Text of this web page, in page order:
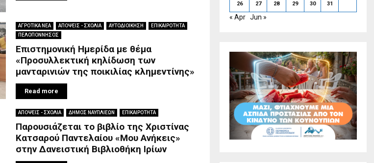
ΑΓΡΟΤΙΚΑ ΝΕΑ ΑΠΟΨΕΙΣ - ΣΧΟΛΙΑ ΑΥΤΟΔΙΟΙΚΗΣΗ
ΕΠΙΚΑΙΡΟΤΗΤΑ
ΠΕΛΟΠΟΝΝΗΣΟΣ
Επιστημονική Ημερίδα με θέμα
«Προσυλλεκτική κηλίδωση των
μανταρινιών της ποικιλίας κλημεντίνης»
Read more
ΑΠΟΨΕΙΣ - ΣΧΟΛΙΑ ΔΗΜΟΣ ΝΑΥΠΛΙΕΩΝ ΕΠΙΚΑΙΡΟΤΗΤΑ
Παρουσιάζεται το βιβλίο της Χριστίνας
Κατσαρού Παντελαίου «Μου Ανήκεις»
στην Δανειστική Βιβλιοθήκη Ιρίων
26 27 28 29 30 31
« Apr Jun »